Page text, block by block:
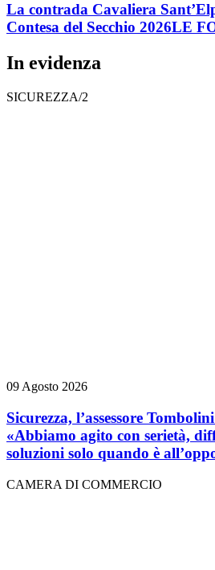
La contrada Cavaliera
Contesa del Secchio 2026LE
In evidenza
SICUREZZA/2
09 Agosto 2026
Sicurezza, l’assessore
«Abbiamo agito con serietà,
soluzioni solo quando è
CAMERA DI COMMERCIO